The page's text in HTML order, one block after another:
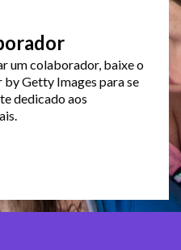
um colaborador, baixe o
Getty Images para se
dedicado aos